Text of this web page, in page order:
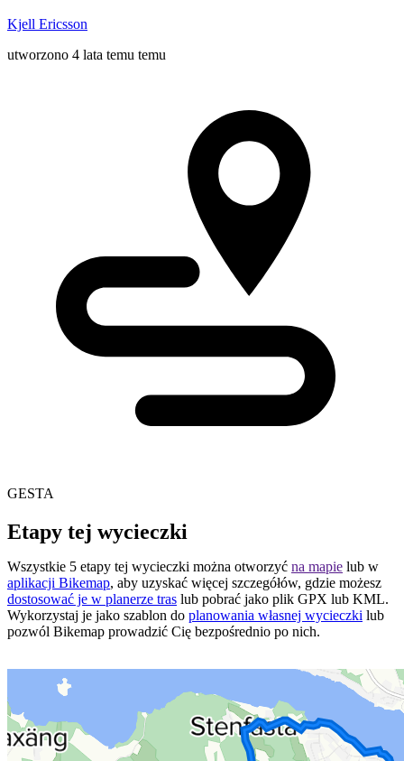
Kjell Ericsson
utworzono 4 lata temu temu
GESTA
Etapy tej wycieczki
Wszystkie 5 etapy tej wycieczki można otworzyć na mapie lub w
aplikacji Bikemap, aby uzyskać więcej szczegółów, gdzie możesz
dostosować je w planerze tras lub pobrać jako plik GPX lub KML.
Wykorzystaj je jako szablon do planowania własnej wycieczki lub
pozwól Bikemap prowadzić Cię bezpośrednio po nich.